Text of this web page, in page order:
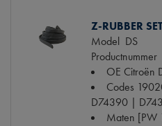
Z-RUBBER
Model DS
Productnummer
OE Citroën
Codes
D74390 |
Maten [PW